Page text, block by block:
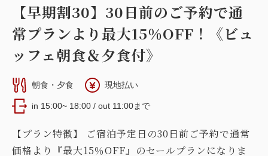
【早期割30】30日前のご予約で通
常プランより最大15％OFF！《ビュ
ッフェ朝食＆夕食付》
朝食・夕食 現地払い
in 15:00~ 18:00 / out 11:00まで
【プラン特徴】 ご宿泊予定日の30日前ご予約で通常
価格より『最大15％OFF』のセールプランになりま